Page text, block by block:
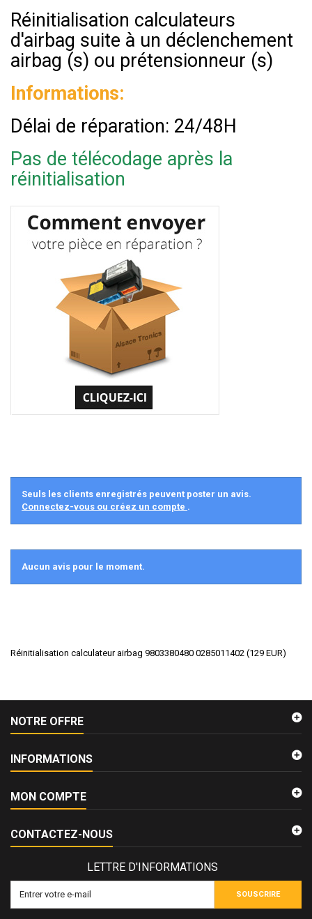
Réinitialisation calculateurs
d'airbag suite à un déclenchement
airbag (s) ou prétensionneur (s)
Informations:
Délai de réparation: 24/48H
Pas de télécodage après la
réinitialisation
Seuls les clients enregistrés peuvent poster un avis.
Connectez-vous ou créez un compte .
Aucun avis pour le moment.
Réinitialisation calculateur airbag 9803380480 0285011402 (129 EUR)
NOTRE OFFRE
INFORMATIONS
MON COMPTE
CONTACTEZ-NOUS
LETTRE D'INFORMATIONS
SOUSCRIRE